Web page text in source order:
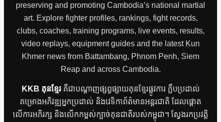
preserving and promoting Cambodia’s national martial
art. Explore fighter profiles, rankings, fight records,
clubs, coaches, training programs, live events, results,
video replays, equipment guides and the latest Kun
Khmer news from Battambang, Phnom Penh, Siem
Reap and across Cambodia.
KKB គុនខ្មែរគឺជាបណ្តាញផ្សព្វផ្សាយគុនខ្មែរផ្លូវការ ក្លឹបប្រដាល់
គម្រោងអភិវឌ្ឍអ្នកប្រដាល់ និងវេទិកាព័ត៌មានអន្តរជាតិ ដែលផ្តោត
លើការអភិរក្ស និងលើកកម្ពស់ក្បាច់គុនជាតិរបស់កម្ពុជា។ ស្វែងរកប្រវត្តិ